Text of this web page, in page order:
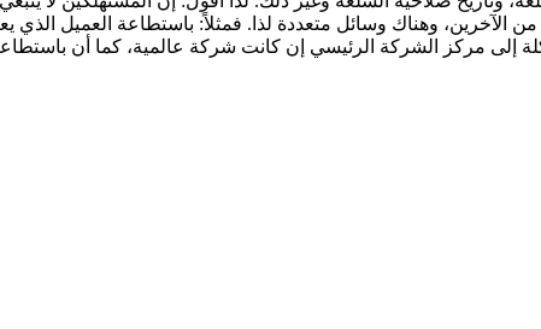
الآخرين، وهناك وسائل متعددة لذا. فمثلاً: باستطاعة العميل
إلى مركز الشركة الرئيسي إن كانت شركة عالمية، كما أن